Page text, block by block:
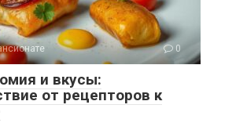
0
и вкусы:
от рецепторов к